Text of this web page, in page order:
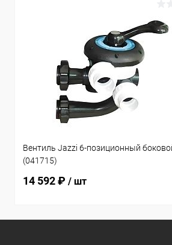
Вентиль Jazzi 6-позиционный
(041715)
14 592 ₽ / шт